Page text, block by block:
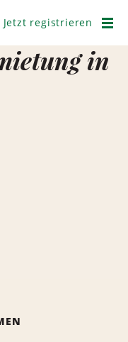
registrieren
in